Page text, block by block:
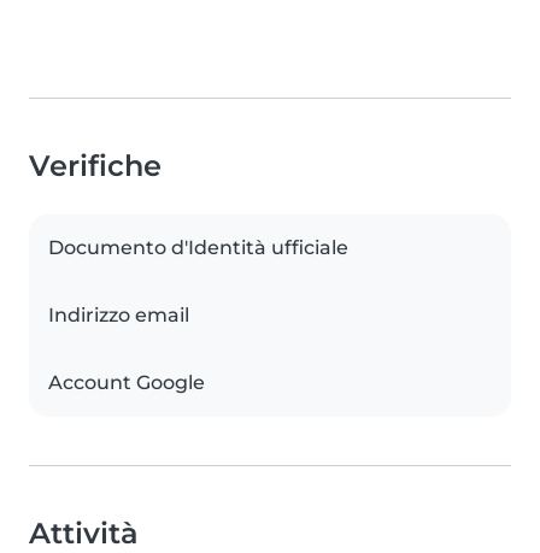
Verifiche
Documento d'Identità ufficiale
Indirizzo email
Account Google
Attività